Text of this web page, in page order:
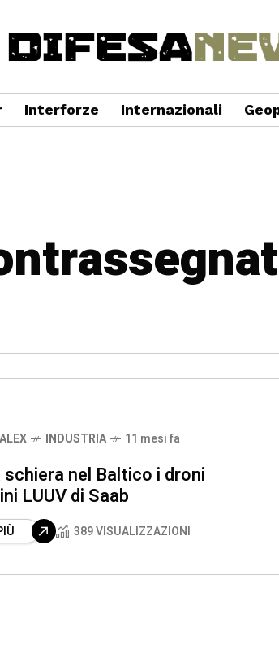
Interforze Internazionali
INDUSTRIA 11 mesi fa
schiera nel Baltico i droni
LUUV di Saab
389 VISUALIZZAZIONI